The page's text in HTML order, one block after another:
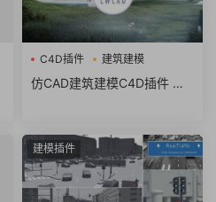
C4D插件 建筑建模
仿CAD建筑建模C4D插件 WT
建模插件